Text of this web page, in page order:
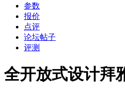
参数
报价
点评
论坛帖子
评测
全开放式设计拜